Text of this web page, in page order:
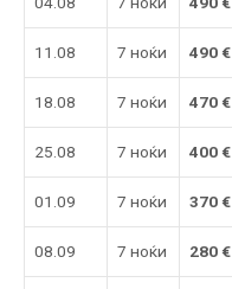
11.08 7 ноќи 490 €
18.08 7 ноќи 470 €
25.08 7 ноќи 400 €
01.09 7 ноќи 370 €
08.09 7 ноќи 280 €